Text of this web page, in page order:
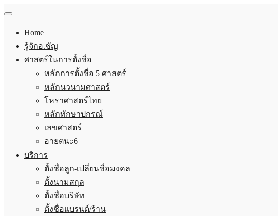
Home
รู้จักอ.ชัญ
ศาสตร์ในการตั้งชื่อ
หลักการตั้งชื่อ 5 ศาสตร์
หลักนวนามศาสตร์
โหราศาสตร์ไทย
หลักทักษาปกรณ์
เลขศาสตร์
อายตนะ6
บริการ
ตั้งชื่อลูก-เปลี่ยนชื่อมงคล
ตั้งนามสกุล
ตั้งชื่อบริษัท
ตั้งชื่อแบรนด์/ร้าน